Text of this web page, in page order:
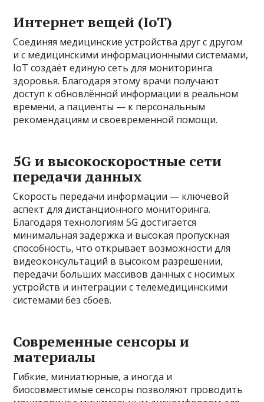
Интернет вещей (IoT)
Соединяя медицинские устройства друг с другом
и с медицинскими информационными системами,
IoT создаёт единую сеть для мониторинга
здоровья. Благодаря этому врачи получают
доступ к обновлённой информации в реальном
времени, а пациенты — к персональным
рекомендациям и своевременной помощи.
5G и высокоскоростные сети
передачи данных
Скорость передачи информации — ключевой
аспект для дистанционного мониторинга.
Благодаря технологиям 5G достигается
минимальная задержка и высокая пропускная
способность, что открывает возможности для
видеоконсультаций в высоком разрешении,
передачи больших массивов данных с носимых
устройств и интеграции с телемедицинскими
системами без сбоев.
Современные сенсоры и
материалы
Гибкие, миниатюрные, а иногда и
биосовместимые сенсоры позволяют проводить